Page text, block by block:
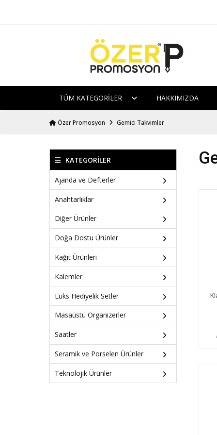
TÜM KATEGORILER HAKKIMIZDA
Özer Promosyon Gemici Takvimler
KATEGORILER
Ajanda ve Defterler
Anahtarlıklar
Diğer Ürünler
Doğa Dostu Ürünler
Kağıt Ürünleri
Kalemler
Lüks Hediyelik Setler
Masaüstü Organizerler
Saatler
Seramik ve Porselen Ürünler
Teknolojik Ürünler